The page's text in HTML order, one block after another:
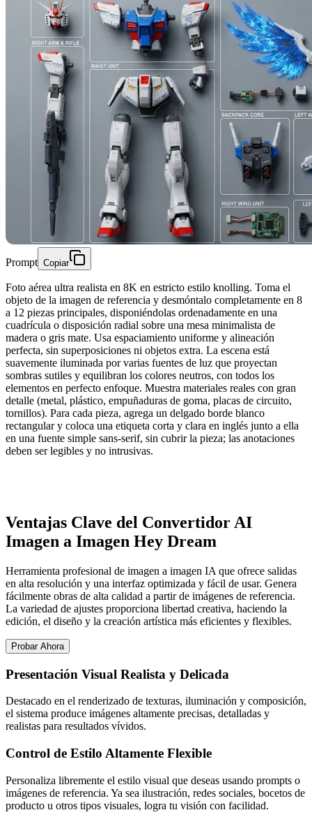
Prompt Copiar
Foto aérea ultra realista en 8K en estricto estilo knolling. Toma el
objeto de la imagen de referencia y desmóntalo completamente en 8
a 12 piezas principales, disponiéndolas ordenadamente en una
cuadrícula o disposición radial sobre una mesa minimalista de
madera o gris mate. Usa espaciamiento uniforme y alineación
perfecta, sin superposiciones ni objetos extra. La escena está
suavemente iluminada por varias fuentes de luz que proyectan
sombras sutiles y equilibran los colores neutros, con todos los
elementos en perfecto enfoque. Muestra materiales reales con gran
detalle (metal, plástico, empuñaduras de goma, placas de circuito,
tornillos). Para cada pieza, agrega un delgado borde blanco
rectangular y coloca una etiqueta corta y clara en inglés junto a ella
en una fuente simple sans-serif, sin cubrir la pieza; las anotaciones
deben ser legibles y no intrusivas.
Ventajas Clave del Convertidor AI
Imagen a Imagen Hey Dream
Herramienta profesional de imagen a imagen IA que ofrece salidas
en alta resolución y una interfaz optimizada y fácil de usar. Genera
fácilmente obras de alta calidad a partir de imágenes de referencia.
La variedad de ajustes proporciona libertad creativa, haciendo la
edición, el diseño y la creación artística más eficientes y flexibles.
Probar Ahora
Presentación Visual Realista y Delicada
Destacado en el renderizado de texturas, iluminación y composición,
el sistema produce imágenes altamente precisas, detalladas y
realistas para resultados vívidos.
Control de Estilo Altamente Flexible
Personaliza libremente el estilo visual que deseas usando prompts o
imágenes de referencia. Ya sea ilustración, redes sociales, bocetos de
producto u otros tipos visuales, logra tu visión con facilidad.